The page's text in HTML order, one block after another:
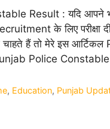
Result : यदि
के लिए
हैं तो मेरे इस
Police
, Education, Punjab